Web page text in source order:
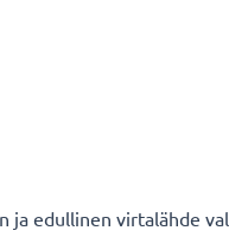
ja edullinen virtalähde